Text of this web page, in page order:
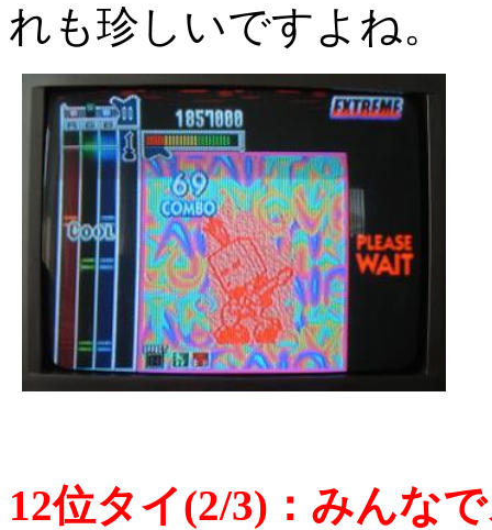
れも珍しいですよね。
12位タイ(2/3)：みん